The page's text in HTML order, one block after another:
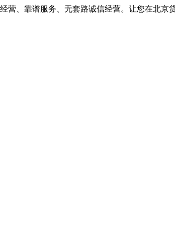
营、靠谱服务、无套路诚信经营。让您在北京